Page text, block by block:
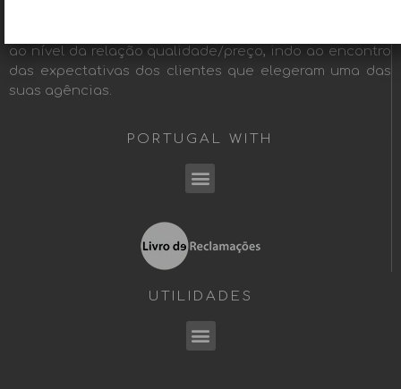
ao nível da relação qualidade/preço, indo ao encontro
das expectativas dos clientes que elegeram uma das
suas agências.
PORTUGAL WITH
Menu
UTILIDADES
Menu